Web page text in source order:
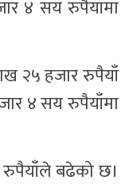
४ सय रुपैयाँमा
२५ हजार रुपैयाँ
४ सय रुपैयाँमा
बढेको छ।